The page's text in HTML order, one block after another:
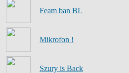
Feam ban BL
Mikrofon !
Szury is Back